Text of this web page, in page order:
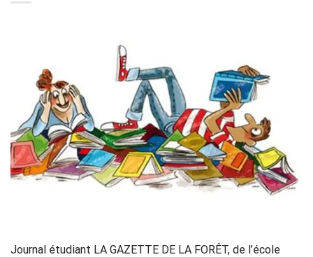
Journal étudiant LA GAZETTE DE LA FORÊT, de l’école